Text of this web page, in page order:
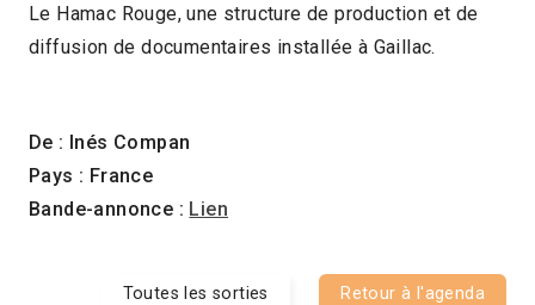
Le Hamac Rouge, une structure de production et de
diffusion de documentaires installée à Gaillac.
De : Inés Compan
Pays : France
Bande-annonce : Lien
Toutes les sorties Retour à l'agenda